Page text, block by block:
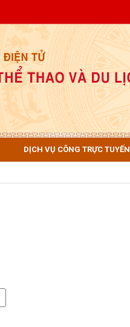
DỊCH VỤ CÔNG TRỰC TUYẾN